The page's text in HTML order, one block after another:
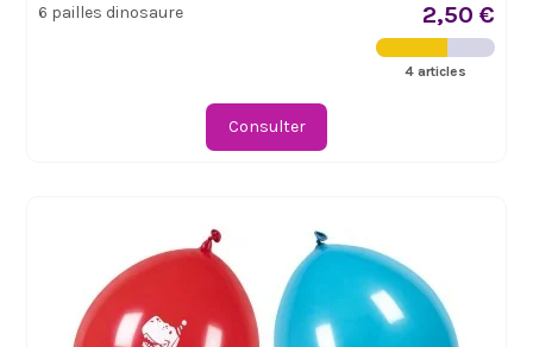
6 pailles dinosaure 2,50 €
4 articles
Consulter